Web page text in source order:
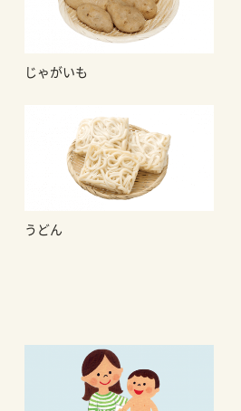
じゃがいも
うどん